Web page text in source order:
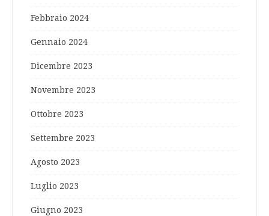
Febbraio 2024
Gennaio 2024
Dicembre 2023
Novembre 2023
Ottobre 2023
Settembre 2023
Agosto 2023
Luglio 2023
Giugno 2023